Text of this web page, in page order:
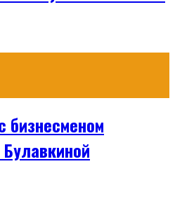
бизнесменом